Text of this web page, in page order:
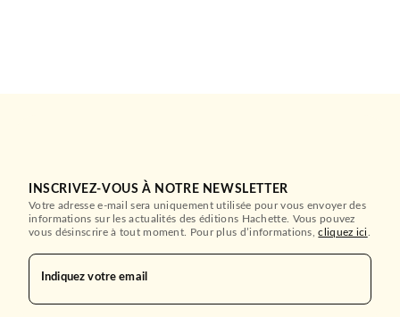
INSCRIVEZ-VOUS À NOTRE NEWSLETTER
Votre adresse e-mail sera uniquement utilisée pour vous envoyer des
informations sur les actualités des éditions Hachette. Vous pouvez
vous désinscrire à tout moment. Pour plus d’informations,cliquez ici
Indiquez votre email